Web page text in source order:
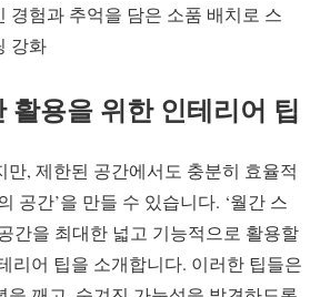
경험과 추억을 담은 소품 배치로 스
강화
활용을 위한 인테리어 팁
만, 제한된 공간에서도 충분히 효율적
공간’을 만들 수 있습니다. ‘월간 스
간을 최대한 넓고 기능적으로 활용할
리어 팁을 소개합니다. 이러한 팁들은